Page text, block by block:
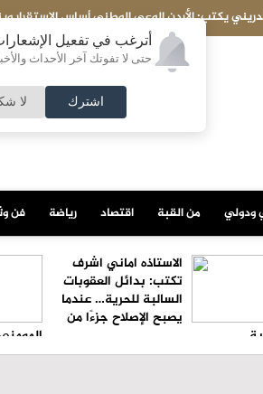
أترغب في تفعيل
حتى لا تفوتك آخر الأحداث
اشترك لا
الاستاذه اماني اشرف تكتب: بدائل
ودولي من القبة اقتصاد رياضة فن
الاستاذه اماني اشرف
تكتب: بدائل العقوبات
السالبة للحرية… عندما
يصبح الإصلاح جزءًا من